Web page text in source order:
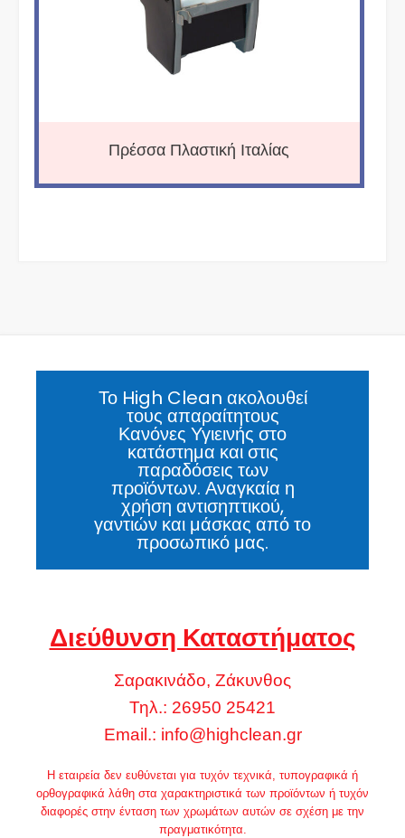
Πρέσσα Πλαστική Ιταλίας
Το High Clean ακολουθεί
τους απαραίτητους
Κανόνες Υγιεινής στο
κατάστημα και στις
παραδόσεις των
προϊόντων. Αναγκαία η
χρήση αντισηπτικού,
γαντιών και μάσκας από το
προσωπικό μας.
Διεύθυνση Καταστήματος
Σαρακινάδο, Ζάκυνθος
Τηλ.: 26950 25421
Email.: info@highclean.gr
Η εταιρεία δεν ευθύνεται για τυχόν τεχνικά, τυπογραφικά ή
ορθογραφικά λάθη στα χαρακτηριστικά των προϊόντων ή τυχόν
διαφορές στην ένταση των χρωμάτων αυτών σε σχέση με την
πραγματικότητα.